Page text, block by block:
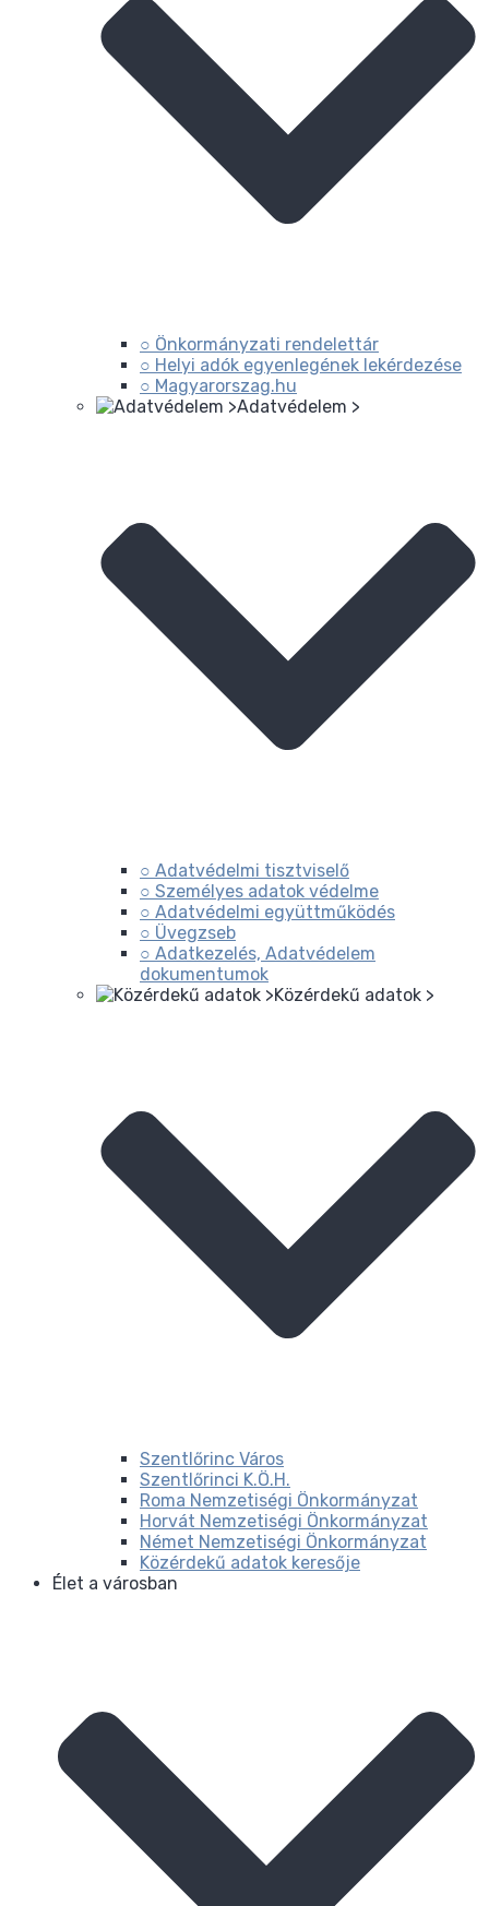
○ Önkormányzati rendelettár
○ Helyi adók egyenlegének lekérdezése
○ Magyarorszag.hu
Adatvédelem >
○ Adatvédelmi tisztviselő
○ Személyes adatok védelme
○ Adatvédelmi együttműködés
○ Üvegzseb
○ Adatkezelés, Adatvédelem
dokumentumok
Közérdekű adatok >
Szentlőrinc Város
Szentlőrinci K.Ö.H.
Roma Nemzetiségi Önkormányzat
Horvát Nemzetiségi Önkormányzat
Német Nemzetiségi Önkormányzat
Közérdekű adatok keresője
Élet a városban